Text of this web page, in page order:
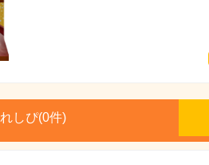
れしぴ(0件)